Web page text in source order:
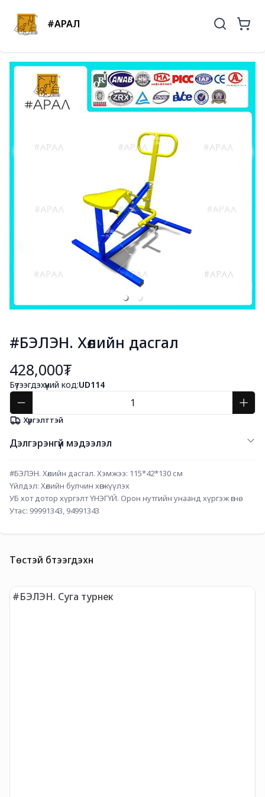
#АРАЛ
#БЭЛЭН. Хөлийн дасгал
428,000₮
Бүтээгдэхүүний код:UD114
Хүргэлттэй
Дэлгэрэнгүй мэдээлэл
#БЭЛЭН. Хөлийн дасгал. Хэмжээ: 115*42*130 см
Үйлдэл: Хөлийн булчин хөгжүүлэх
УБ хот дотор хүргэлт ҮНЭГҮЙ. Орон нутгийн унаанд хүргэж өгнө.
Утас: 99991343, 94991343
Төстэй бүтээгдэхүүн
#БЭЛЭН. Суга турнек